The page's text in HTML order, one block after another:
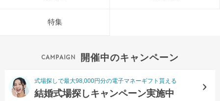
特集
開催中のキャンペーン
式場探しで最大98,000円分の電子マネーギフト貰える
結婚式場探しキャンペーン実施中